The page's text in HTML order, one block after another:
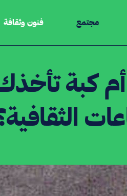
مجتمع فنون وثقافة
كبة